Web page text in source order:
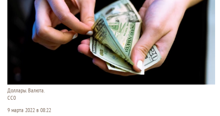
Доллары. Валюта.
CC0
9 марта 2022 в 08:22